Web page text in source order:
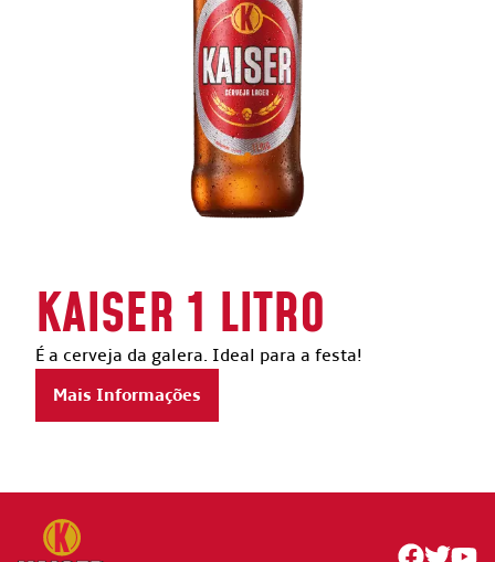
KAISER 1 LITRO
É a cerveja da galera. Ideal para a festa!
Mais Informações